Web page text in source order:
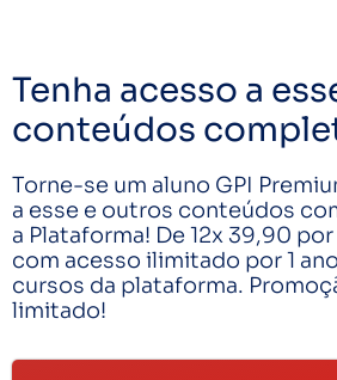
Tenha acesso a
conteúdos
Torne-se um aluno GPI
a esse e outros conteúdos
a Plataforma! De 12x 39,90
com acesso ilimitado por 1
cursos da plataforma.
limitado!